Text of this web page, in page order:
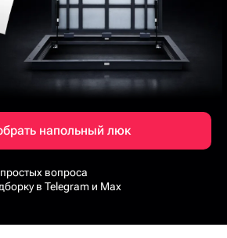
напольный люк
вопроса
в Telegram и Max